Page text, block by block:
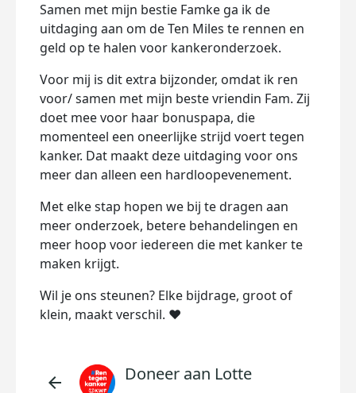
Samen met mijn bestie Famke ga ik de
uitdaging aan om de Ten Miles te rennen en
geld op te halen voor kankeronderzoek.
Voor mij is dit extra bijzonder, omdat ik ren
voor/ samen met mijn beste vriendin Fam. Zij
doet mee voor haar bonuspapa, die
momenteel een oneerlijke strijd voert tegen
kanker. Dat maakt deze uitdaging voor ons
meer dan alleen een hardloopevenement.
Met elke stap hopen we bij te dragen aan
meer onderzoek, betere behandelingen en
meer hoop voor iedereen die met kanker te
maken krijgt.
Wil je ons steunen? Elke bijdrage, groot of
klein, maakt verschil. ❤️
arrow_back Doneer aan Lotte